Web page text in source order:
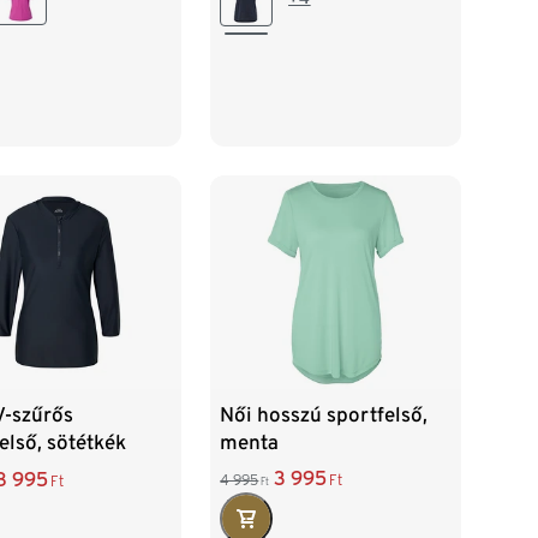
szűrős
sötétkék
995 Ft
Női hosszú sportfelső,
menta
4 995 Ft 3 995 Ft